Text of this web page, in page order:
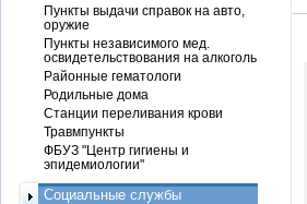
Пункты выдачи справок на авто,
оружие
Пункты независимого мед.
освидетельствования на алкоголь
Районные гематологи
Родильные дома
Станции переливания крови
Травмпункты
ФБУЗ "Центр гигиены и
эпидемиологии"
Социальные службы